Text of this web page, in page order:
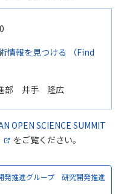
情報を見つける （Find
進部 井手 隆広
OPEN SCIENCE SUMMIT
をご覧ください。
発推進グループ 研究開発推進